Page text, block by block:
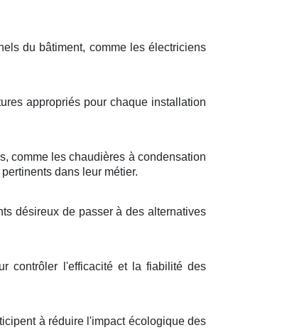
du bâtiment, comme les électriciens
appropriés pour chaque installation
comme les chaudières à condensation
dans leur métier.
désireux de passer à des alternatives
contrôler l'efficacité et la fiabilité des
à réduire l'impact écologique des